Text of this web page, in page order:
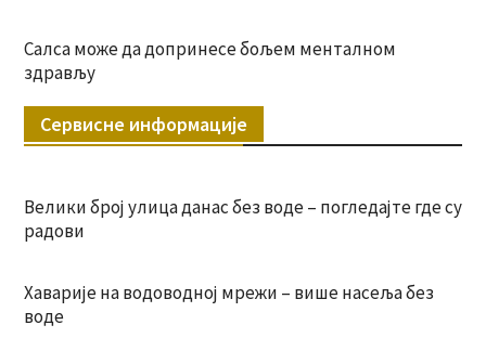
Салса може да допринесе бољем менталном
здрављу
Сервисне информације
Велики број улица данас без воде – погледајте где су
радови
Хаварије на водоводној мрежи – више насеља без
воде